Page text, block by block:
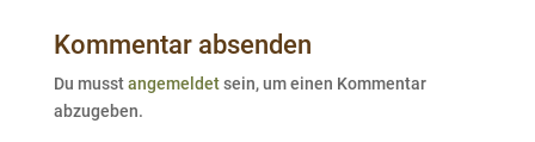
Kommentar absenden
Du musstangemeldetsein, um einen Kommentar
abzugeben.